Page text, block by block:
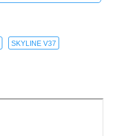
SKYLINE V37